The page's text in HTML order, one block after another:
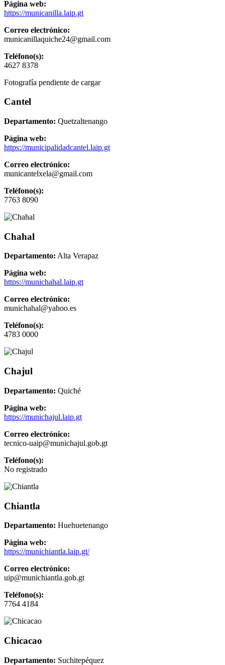
Página web:
https://municanilla.laip.gt
Correo electrónico:
municanillaquiche24@gmail.com
Teléfono(s):
4627 8378
Fotografía pendiente de cargar
Cantel
Departamento: Quetzaltenango
Página web:
https://municipalidadcantel.laip.gt
Correo electrónico:
municantelxela@gmail.com
Teléfono(s):
7763 8090
Chahal
Departamento: Alta Verapaz
Página web:
https://munichahal.laip.gt
Correo electrónico:
munichahal@yahoo.es
Teléfono(s):
4783 0000
Chajul
Departamento: Quiché
Página web:
https://munichajul.laip.gt
Correo electrónico:
tecnico-uaip@munichajul.gob.gt
Teléfono(s):
No registrado
Chiantla
Departamento: Huehuetenango
Página web:
https://munichiantla.laip.gt/
Correo electrónico:
uip@munichiantla.gob.gt
Teléfono(s):
7764 4184
Chicacao
Departamento: Suchitepéquez